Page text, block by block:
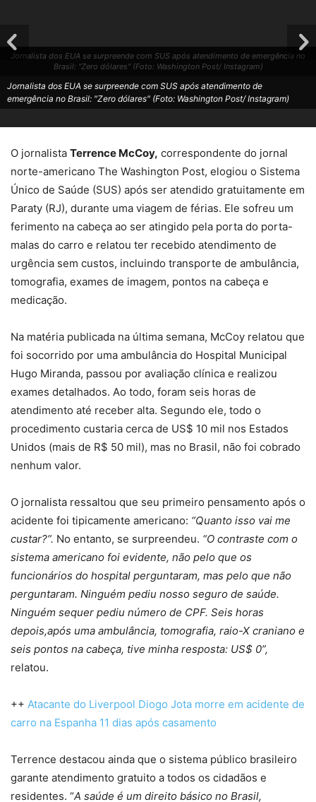
Jornalista dos EUA se surpreende com SUS após atendimento de emergência no
Brasil: "Zero dólares" (Foto: Washington Post/ Instagram)
Jornalista dos EUA se surpreende com SUS após atendimento de
emergência no Brasil: "Zero dólares" (Foto: Washington Post/ Instagram)
O jornalista Terrence McCoy, correspondente do jornal
norte-americano The Washington Post, elogiou o Sistema
Único de Saúde (SUS) após ser atendido gratuitamente em
Paraty (RJ), durante uma viagem de férias. Ele sofreu um
ferimento na cabeça ao ser atingido pela porta do porta-
malas do carro e relatou ter recebido atendimento de
urgência sem custos, incluindo transporte de ambulância,
tomografia, exames de imagem, pontos na cabeça e
medicação.
Na matéria publicada na última semana, McCoy relatou que
foi socorrido por uma ambulância do Hospital Municipal
Hugo Miranda, passou por avaliação clínica e realizou
exames detalhados. Ao todo, foram seis horas de
atendimento até receber alta. Segundo ele, todo o
procedimento custaria cerca de US$ 10 mil nos Estados
Unidos (mais de R$ 50 mil), mas no Brasil, não foi cobrado
nenhum valor.
O jornalista ressaltou que seu primeiro pensamento após o
acidente foi tipicamente americano: “Quanto isso vai me
custar?”. No entanto, se surpreendeu. “O contraste com o
sistema americano foi evidente, não pelo que os
funcionários do hospital perguntaram, mas pelo que não
perguntaram. Ninguém pediu nosso seguro de saúde.
Ninguém sequer pediu número de CPF. Seis horas
depois,após uma ambulância, tomografia, raio-X craniano e
seis pontos na cabeça, tive minha resposta: US$ 0”,
relatou.
++ Atacante do Liverpool Diogo Jota morre em acidente de
carro na Espanha 11 dias após casamento
Terrence destacou ainda que o sistema público brasileiro
garante atendimento gratuito a todos os cidadãos e
residentes. “A saúde é um direito básico no Brasil,